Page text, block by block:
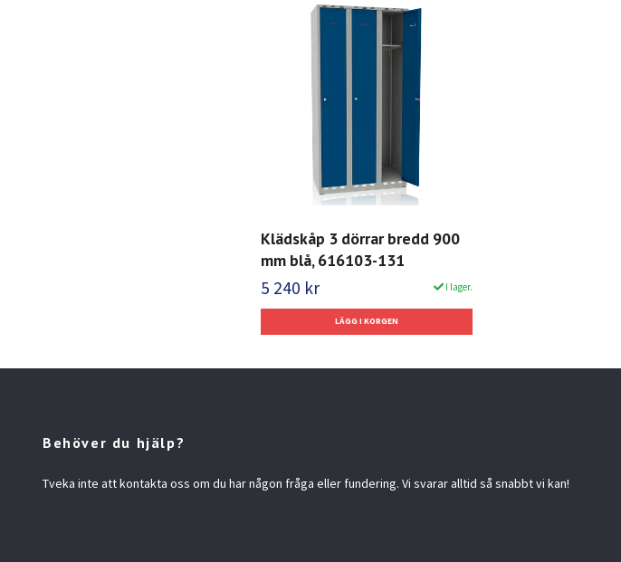
Klädskåp 3 dörrar bredd 900
mm blå, 616103-131
5 240 kr I lager.
Behöver du hjälp?
Tveka inte att kontakta oss om du har någon fråga eller fundering. Vi svarar alltid så snabbt vi kan!